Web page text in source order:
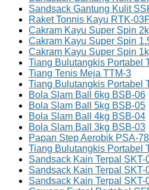
Sandsack Gantung Kulit
Raket Tonnis Kayu RTK-
Cakram Kayu Super Spin
Cakram Kayu Super Spin
Cakram Kayu Super Spin
Tiang Bulutangkis Portabel
Tiang Tenis Meja TTM-3
Tiang Bulutangkis Portabel
Bola Slam Ball 6kg BSB-06
Bola Slam Ball 5kg BSB-05
Bola Slam Ball 4kg BSB-04
Bola Slam Ball 3kg BSB-03
Papan Step Aerobik PSA-
Tiang Bulutangkis Portabel
Sandsack Kain Terpal SKT-
Sandsack Kain Terpal SKT-
Sandsack Kain Terpal SKT-